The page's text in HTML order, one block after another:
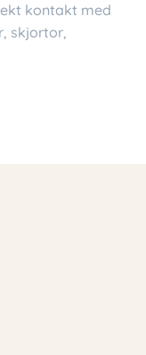
kontakt med
skjortor,